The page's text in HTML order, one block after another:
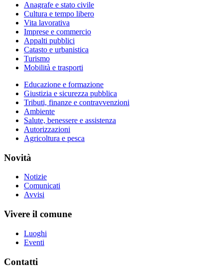
Anagrafe e stato civile
Cultura e tempo libero
Vita lavorativa
Imprese e commercio
Appalti pubblici
Catasto e urbanistica
Turismo
Mobilità e trasporti
Educazione e formazione
Giustizia e sicurezza pubblica
Tributi, finanze e contravvenzioni
Ambiente
Salute, benessere e assistenza
Autorizzazioni
Agricoltura e pesca
Novità
Notizie
Comunicati
Avvisi
Vivere il comune
Luoghi
Eventi
Contatti